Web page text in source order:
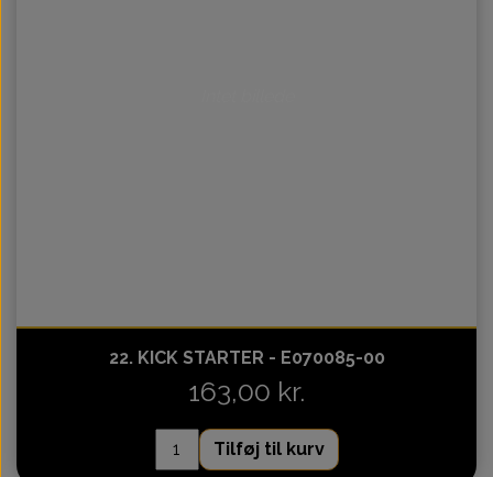
22. KICK STARTER - E070085-00
163,00 kr.
Tilføj til kurv